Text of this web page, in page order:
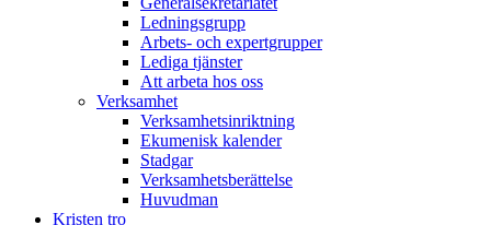
Ledningsgrupp
Arbets- och expertgrupper
Lediga tjänster
Att arbeta hos oss
Verksamhet
Verksamhetsinriktning
Ekumenisk kalender
Stadgar
Verksamhetsberättelse
Huvudman
Kristen tro